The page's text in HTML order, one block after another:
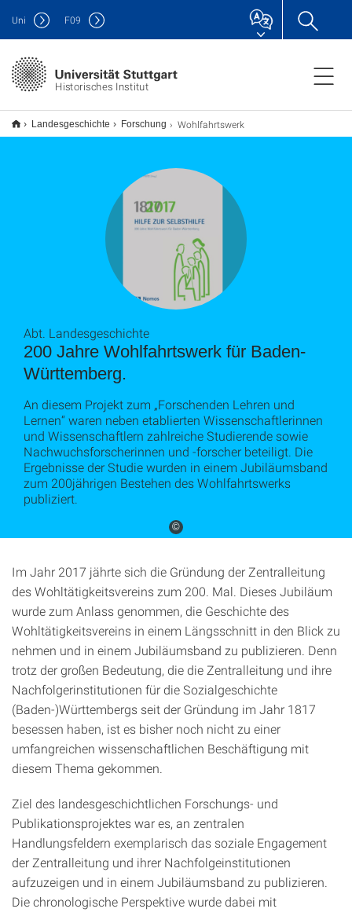
Historisches Institut
Uni F09
Landesgeschichte Forschung Wohlfahrtswerk
©
200 Jahre Wohlfahrtswerk für Baden-
Württemberg.
Abt. Landesgeschichte
An diesem Projekt zum „Forschenden Lehren und
Lernen“ waren neben etablierten Wissenschaftlerinnen
und Wissenschaftlern zahlreiche Studierende sowie
Nachwuchsforscherinnen und -forscher beteiligt. Die
Ergebnisse der Studie wurden in einem Jubiläumsband
zum 200jährigen Bestehen des Wohlfahrtswerks
publiziert.
Im Jahr 2017 jährte sich die Gründung der Zentralleitung
des Wohltätigkeitsvereins zum 200. Mal. Dieses Jubiläum
wurde zum Anlass genommen, die Geschichte des
Wohltätigkeitsvereins in einem Längsschnitt in den Blick zu
nehmen und in einem Jubiläumsband zu publizieren. Denn
trotz der großen Bedeutung, die die Zentralleitung und ihre
Nachfolgerinstitutionen für die Sozialgeschichte
(Baden-)Württembergs seit der Gründung im Jahr 1817
besessen haben, ist es bisher noch nicht zu einer
umfangreichen wissenschaftlichen Beschäftigung mit
diesem Thema gekommen.
Ziel des landesgeschichtlichen Forschungs- und
Publikationsprojektes war es, an zentralen
Handlungsfeldern exemplarisch das soziale Engagement
der Zentralleitung und ihrer Nachfolgeinstitutionen
aufzuzeigen und in einem Jubiläumsband zu publizieren.
Die chronologische Perspektive wurde dabei mit